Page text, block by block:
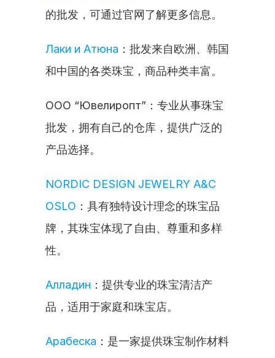
的批发，可通过官网了解更多信息。
Лаки и Атюна ：批发来自欧洲、韩国
和中国的各类珠宝，商品种类丰富。
ООО “Ювелиропт”：专业从事珠宝
批发，拥有自己的仓库，提供广泛的
产品选择。
NORDIC DESIGN JEWELRY A&C
OSLO ：具有独特设计理念的珠宝品
牌，其珠宝体现了自由、尊重和多样
性。
Алладин ：提供专业的珠宝清洁产
品，适用于家庭和珠宝店。
Арабеска ：是一家提供珠宝制作材料